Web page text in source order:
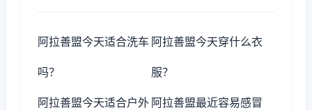
阿拉善盟今天适合洗车
吗？
阿拉善盟今天穿什么衣
服？
阿拉善盟今天适合户外 阿拉善盟最近容易感冒